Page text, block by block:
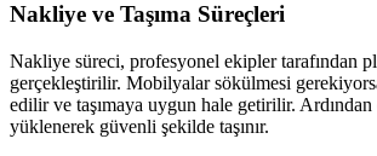
Nakliye ve Taşıma Süreçleri
Nakliye süreci, profesyonel ekipler tarafından
gerçekleştirilir. Mobilyalar sökülmesi
edilir ve taşımaya uygun hale getirilir. Ardından
yüklenerek güvenli şekilde taşınır.